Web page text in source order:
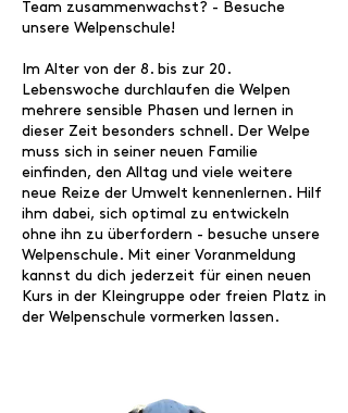
Team zusammenwachst? - Besuche
unsere Welpenschule!
Im Alter von der 8. bis zur 20.
Lebenswoche durchlaufen die Welpen
mehrere sensible Phasen und lernen in
dieser Zeit besonders schnell. Der Welpe
muss sich in seiner neuen Familie
einfinden, den Alltag und viele weitere
neue Reize der Umwelt kennenlernen. Hilf
ihm dabei, sich optimal zu entwickeln
ohne ihn zu überfordern - besuche unsere
Welpenschule. Mit einer Voranmeldung
kannst du dich jederzeit für einen neuen
Kurs in der Kleingruppe oder freien Platz in
der Welpenschule vormerken lassen.